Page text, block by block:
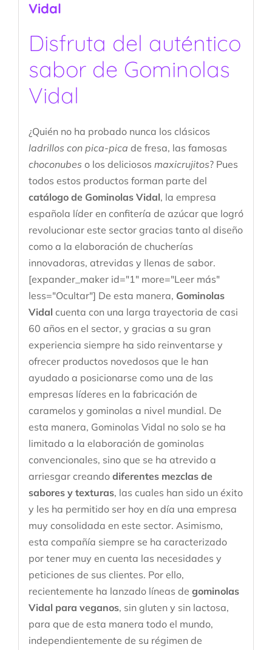
Vidal
Disfruta del auténtico
sabor de Gominolas
Vidal
¿Quién no ha probado nunca los clásicos
ladrillos con pica-pica de fresa, las famosas
choconubes o los deliciosos maxicrujitos? Pues
todos estos productos forman parte del
catálogo de Gominolas Vidal, la empresa
española líder en confitería de azúcar que logró
revolucionar este sector gracias tanto al diseño
como a la elaboración de chucherías
innovadoras, atrevidas y llenas de sabor.
[expander_maker id="1" more="Leer más"
less="Ocultar"] De esta manera, Gominolas
Vidal cuenta con una larga trayectoria de casi
60 años en el sector, y gracias a su gran
experiencia siempre ha sido reinventarse y
ofrecer productos novedosos que le han
ayudado a posicionarse como una de las
empresas líderes en la fabricación de
caramelos y gominolas a nivel mundial. De
esta manera, Gominolas Vidal no solo se ha
limitado a la elaboración de gominolas
convencionales, sino que se ha atrevido a
arriesgar creando diferentes mezclas de
sabores y texturas, las cuales han sido un éxito
y les ha permitido ser hoy en día una empresa
muy consolidada en este sector. Asimismo,
esta compañía siempre se ha caracterizado
por tener muy en cuenta las necesidades y
peticiones de sus clientes. Por ello,
recientemente ha lanzado líneas de gominolas
Vidal para veganos, sin gluten y sin lactosa,
para que de esta manera todo el mundo,
independientemente de su régimen de